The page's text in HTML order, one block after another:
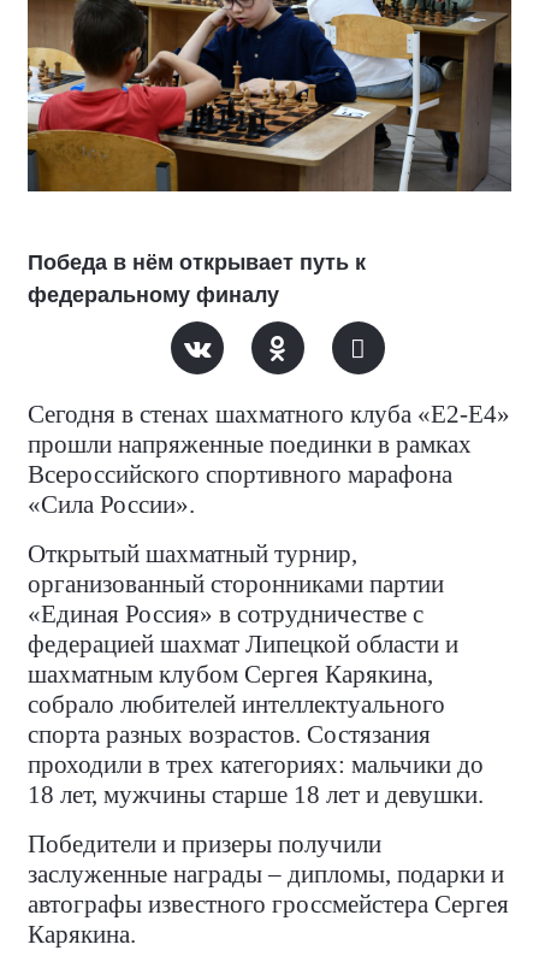
Победа в нём открывает путь к
федеральному финалу
Сегодня в стенах шахматного клуба «Е2-Е4»
прошли напряженные поединки в рамках
Всероссийского спортивного марафона
«Сила России».
Открытый шахматный турнир,
организованный сторонниками партии
«Единая Россия» в сотрудничестве с
федерацией шахмат Липецкой области и
шахматным клубом Сергея Карякина,
собрало любителей интеллектуального
спорта разных возрастов. Состязания
проходили в трех категориях: мальчики до
18 лет, мужчины старше 18 лет и девушки.
Победители и призеры получили
заслуженные награды – дипломы, подарки и
автографы известного гроссмейстера Сергея
Карякина.